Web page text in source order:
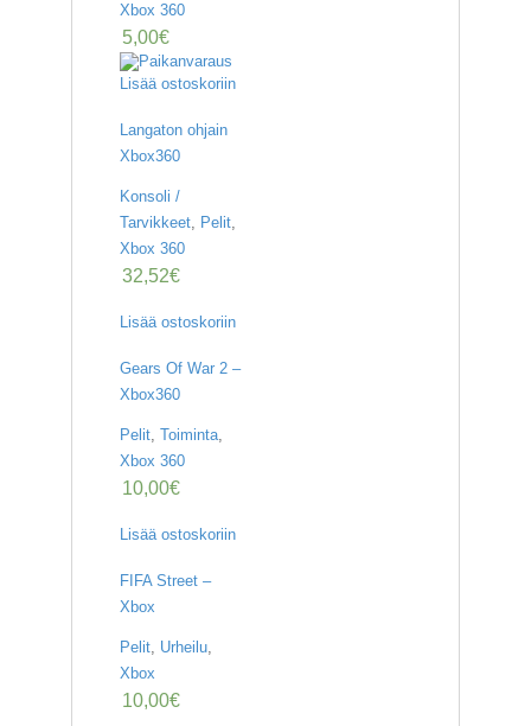
Xbox 360
5,00€
Lisää ostoskoriin
Langaton ohjain
Xbox360
Konsoli /
Tarvikkeet, Pelit,
Xbox 360
32,52€
Lisää ostoskoriin
Gears Of War 2 –
Xbox360
Pelit, Toiminta,
Xbox 360
10,00€
Lisää ostoskoriin
FIFA Street –
Xbox
Pelit, Urheilu,
Xbox
10,00€